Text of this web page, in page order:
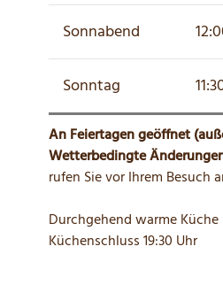
Sonnabend
Sonntag
An Feiertagen geöffnet
Wetterbedingte
rufen Sie vor Ihrem Besuch
Durchgehend warme Küche
Küchenschluss 19:30 Uhr